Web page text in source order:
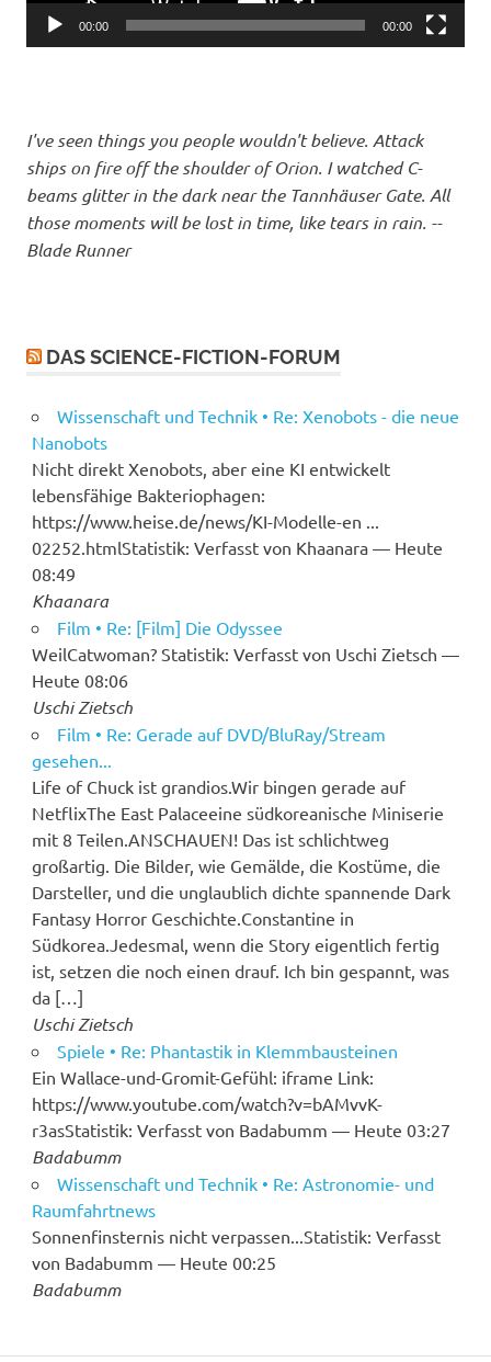
00:00 00:00
I've seen things you people wouldn't believe. Attack
ships on fire off the shoulder of Orion. I watched C-
beams glitter in the dark near the Tannhäuser Gate. All
those moments will be lost in time, like tears in rain. --
Blade Runner
DAS SCIENCE-FICTION-FORUM
Wissenschaft und Technik • Re: Xenobots - die neue
Nanobots
Nicht direkt Xenobots, aber eine KI entwickelt
lebensfähige Bakteriophagen:
https://www.heise.de/news/KI-Modelle-en ...
02252.htmlStatistik: Verfasst von Khaanara — Heute
08:49
Khaanara
Film • Re: [Film] Die Odyssee
WeilCatwoman? Statistik: Verfasst von Uschi Zietsch —
Heute 08:06
Uschi Zietsch
Film • Re: Gerade auf DVD/BluRay/Stream
gesehen...
Life of Chuck ist grandios.Wir bingen gerade auf
NetflixThe East Palaceeine südkoreanische Miniserie
mit 8 Teilen.ANSCHAUEN! Das ist schlichtweg
großartig. Die Bilder, wie Gemälde, die Kostüme, die
Darsteller, und die unglaublich dichte spannende Dark
Fantasy Horror Geschichte.Constantine in
Südkorea.Jedesmal, wenn die Story eigentlich fertig
ist, setzen die noch einen drauf. Ich bin gespannt, was
da […]
Uschi Zietsch
Spiele • Re: Phantastik in Klemmbausteinen
Ein Wallace-und-Gromit-Gefühl: iframe Link:
https://www.youtube.com/watch?v=bAMvvK-
r3asStatistik: Verfasst von Badabumm — Heute 03:27
Badabumm
Wissenschaft und Technik • Re: Astronomie- und
Raumfahrtnews
Sonnenfinsternis nicht verpassen...Statistik: Verfasst
von Badabumm — Heute 00:25
Badabumm